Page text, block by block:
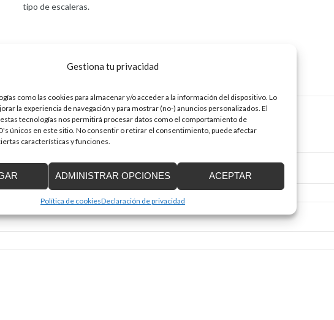
Gestiona tu privacidad
como las cookies para almacenar y/o acceder a la información del dispositivo. Lo
la experiencia de navegación y para mostrar (no-) anuncios personalizados. El
tecnologías nos permitirá procesar datos como el comportamiento de
únicos en este sitio. No consentir o retirar el consentimiento, puede afectar
características y funciones.
ACEPTAR
ADMINISTRAR OPCIONES
Política de cookiesDeclaración de privacidad
tipo de escaleras.
Los campos obligatorios están marcados con
Correo electrónico